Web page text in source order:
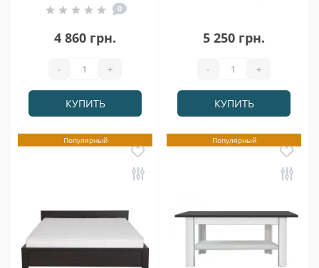
0
4 860 грн.
- +
КУПИТЬ
5 250 грн.
- +
КУПИТЬ
Популярный Популярный